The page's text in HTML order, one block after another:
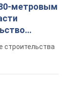
метровым
строительства